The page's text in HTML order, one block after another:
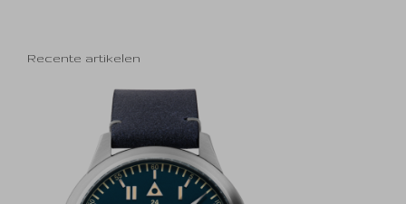
Recente artikelen